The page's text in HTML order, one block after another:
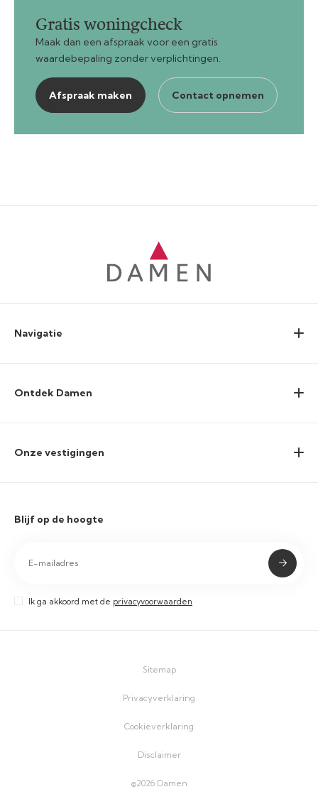
Gratis woningcheck
Maak dan een afspraak voor een gratis
waardebepaling zonder verplichtingen.
Afspraak maken Contact opnemen
Navigatie
Ontdek Damen
Onze vestigingen
Blijf op de hoogte
Ik ga akkoord met de privacyvoorwaarden
©2026 Damen
Sitemap
Privacyverklaring
Cookieverklaring
Disclaimer